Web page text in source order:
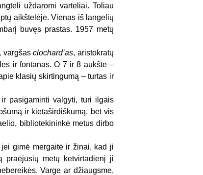
uždaromi varteliai. Toliau
aikštelėje. Vienas iš langelių
buvęs prastas. 1957 metų
vargšasclochard’as, aristokratų
ir fontanas. O 7 ir 8 aukšte –
klasių skirtingumą – turtas ir
pasigaminti valgyti, turi ilgais
ir kietaširdiškumą, bet vis
bibliotekininkė metus dirbo
gimė mergaitė ir žinai, kad ji
praėjusių metų ketvirtadienį ji
Varge ar džiaugsme,